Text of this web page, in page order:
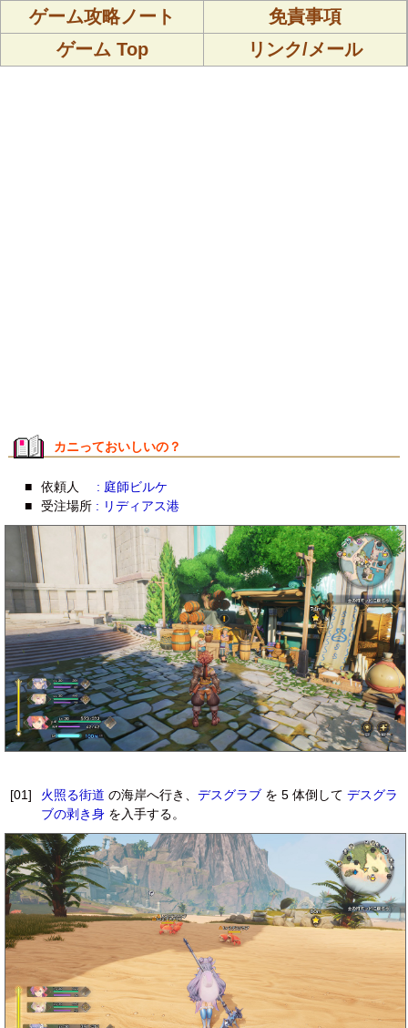
ゲーム攻略ノート
免責事項
ゲーム Top
リンク/メール
カニっておいしいの？
■ 依頼人
: 庭師ビルケ
■
受注場所 : リディアス港
[01] 火照る街道 の海岸へ行き、 デスグラブを 5 体倒して デスグラ
ブの剥き身を入手する。